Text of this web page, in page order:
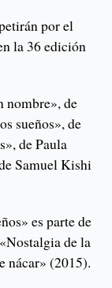
por el
la 36 edición
nombre», de
sueños», de
de Paula
Samuel Kishi
es parte de
de la
nácar» (2015).